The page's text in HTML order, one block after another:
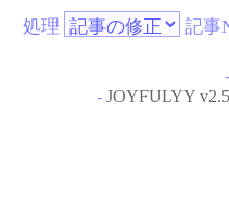
処理 記事
- JOYFULYY